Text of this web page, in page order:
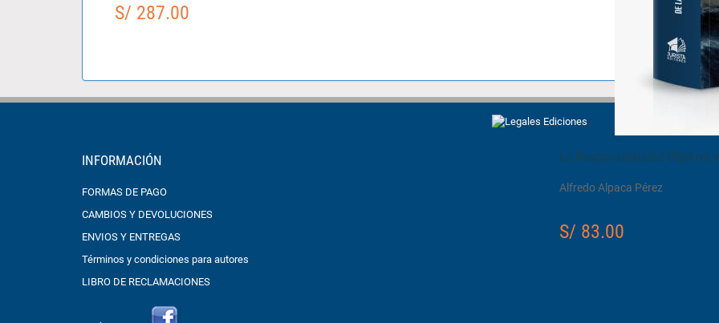
S/ 287.00
La Responsabilidad Objetiva
Alfredo Alpaca Pérez
S/ 83.00
INFORMACIÓN
FORMAS DE PAGO
CAMBIOS Y DEVOLUCIONES
ENVIOS Y ENTREGAS
Términos y condiciones para autores
LIBRO DE RECLAMACIONES